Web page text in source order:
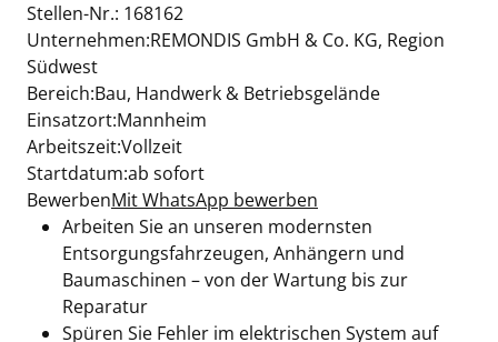
Stellen-Nr.: 168162
Unternehmen:REMONDIS GmbH & Co. KG, Region
Südwest
Bereich:Bau, Handwerk & Betriebsgelände
Einsatzort:Mannheim
Arbeitszeit:Vollzeit
Startdatum:ab sofort
BewerbenMit WhatsApp bewerben
Arbeiten Sie an unseren modernsten
Entsorgungsfahrzeugen, Anhängern und
Baumaschinen – von der Wartung bis zur
Reparatur
Spüren Sie Fehler im elektrischen System auf